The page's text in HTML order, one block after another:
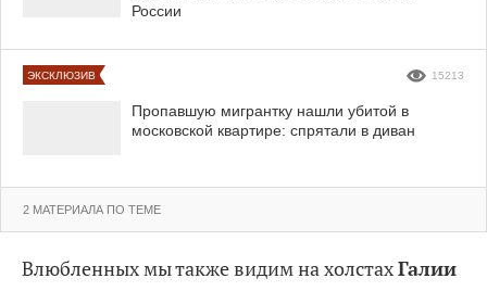
России
Пропавшую мигрантку нашли убитой в
московской квартире: спрятали в диван
ЭКСКЛЮЗИВ 15213
2 МАТЕРИАЛА ПО ТЕМЕ
Влюбленных мы также видим на холстахГалии